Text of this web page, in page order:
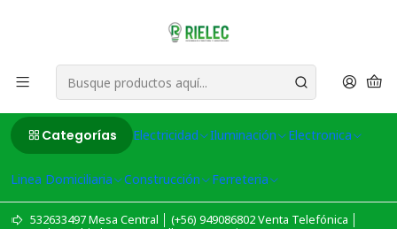
Categorías Electricidad Iluminación Electronica
Linea Domiciliaria Construcción Ferreteria
532633497 Mesa Central │ (+56) 949086802 Venta Telefónica │